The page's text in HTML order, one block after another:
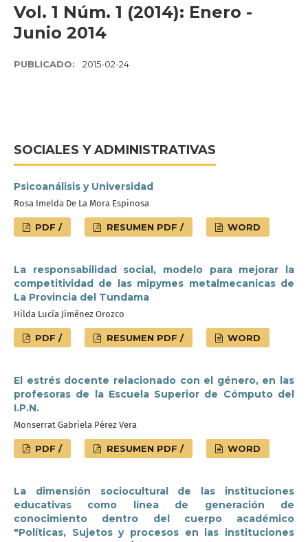
Vol. 1 Núm. 1 (2014): Enero -
Junio 2014
PUBLICADO: 2015-02-24
SOCIALES Y ADMINISTRATIVAS
Psicoanálisis y Universidad
Rosa Imelda De La Mora Espinosa
PDF / RESUMEN PDF / WORD
La responsabilidad social, modelo para mejorar la
competitividad de las mipymes metalmecanicas de
La Provincia del Tundama
Hilda Lucía Jiménez Orozco
PDF / RESUMEN PDF / WORD
El estrés docente relacionado con el género, en las
profesoras de la Escuela Superior de Cómputo del
I.P.N.
Monserrat Gabriela Pérez Vera
PDF / RESUMEN PDF / WORD
La dimensión sociocultural de las instituciones
educativas como línea de generación de
conocimiento dentro del cuerpo académico
"Políticas, Sujetos y procesos en las instituciones